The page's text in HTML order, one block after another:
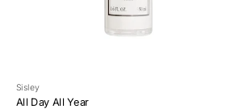
Sisley
All Day All Year